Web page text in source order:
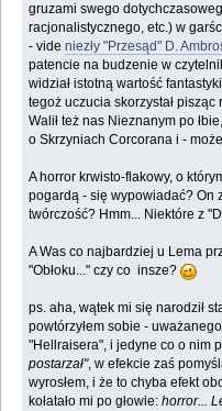
gruzami swego
racjonalistycznego, etc.) w
- videniezły "Przesąd" D.
patencie na budzenie w
widział istotną wartość
tegoż uczucia skorzystał
Walił też nas Nieznanym po
o Skrzyniach Corcorana i -
A horror krwisto-flakowy, o
pogardą - się wypowiadać? On
twórczość? Hmm... Niektóre z
A Was co najbardziej u Lema
"Obłoku..." czy co insze?
ps. aha, wątek mi się narodził
powtórzyłem sobie -
"Hellraisera", i jedyne co o nim
postarzał", w efekcie zaś
wyrosłem, i że to chyba efekt
kołatało mi po głowie:horror...